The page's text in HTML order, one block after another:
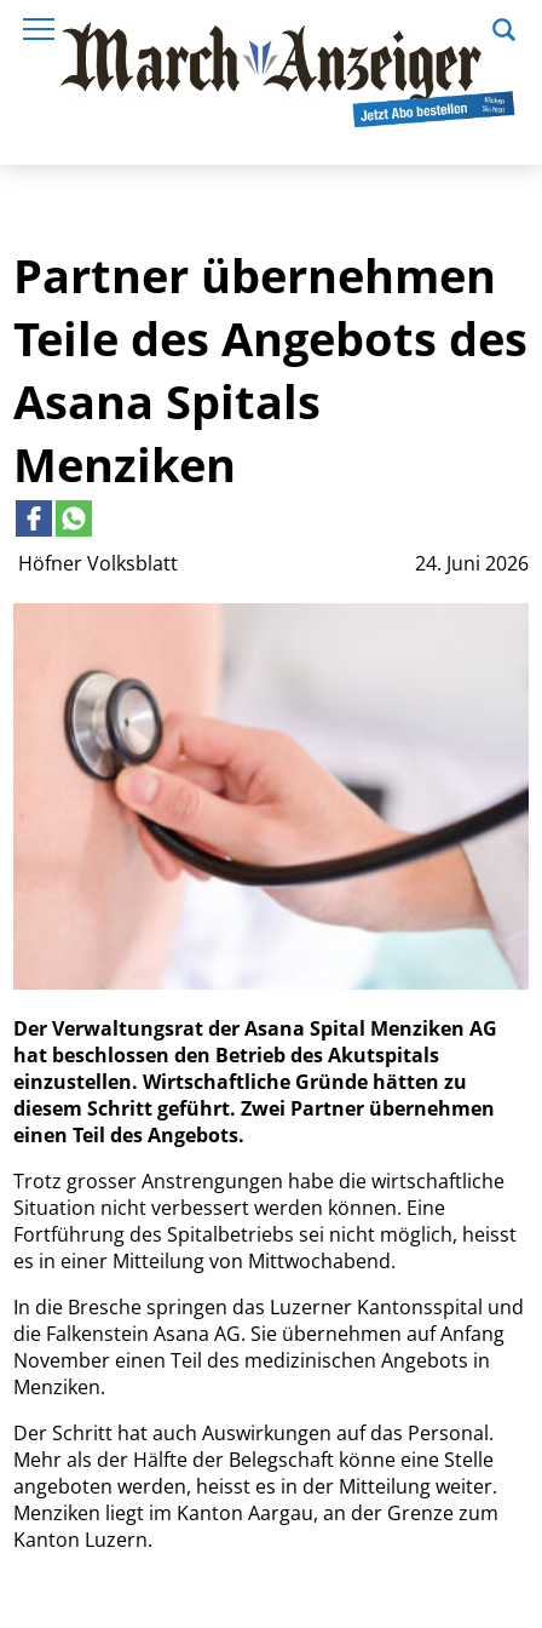
Höfner Volksblatt 24. Juni 2026
Partner übernehmen
Teile des Angebots des
Asana Spitals
Menziken
Der Verwaltungsrat der Asana Spital Menziken AG
hat beschlossen den Betrieb des Akutspitals
einzustellen. Wirtschaftliche Gründe hätten zu
diesem Schritt geführt. Zwei Partner übernehmen
einen Teil des Angebots.
Trotz grosser Anstrengungen habe die wirtschaftliche
Situation nicht verbessert werden können. Eine
Fortführung des Spitalbetriebs sei nicht möglich, heisst
es in einer Mitteilung von Mittwochabend.
In die Bresche springen das Luzerner Kantonsspital und
die Falkenstein Asana AG. Sie übernehmen auf Anfang
November einen Teil des medizinischen Angebots in
Menziken.
Der Schritt hat auch Auswirkungen auf das Personal.
Mehr als der Hälfte der Belegschaft könne eine Stelle
angeboten werden, heisst es in der Mitteilung weiter.
Menziken liegt im Kanton Aargau, an der Grenze zum
Kanton Luzern.